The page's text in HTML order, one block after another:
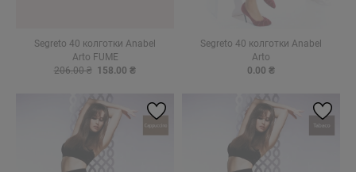
Segreto 40 колготки Anabel
Arto FUME
206.00 ₴ 158.00 ₴
Segreto 40 колготки Anabel
Arto
0.00 ₴